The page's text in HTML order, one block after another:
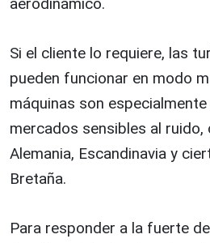
Si el cliente lo requiere, las
pueden funcionar en modo
máquinas son
mercados sensibles al ruido,
Alemania, Escandinavia y
Bretaña.
Para responder a la fuerte